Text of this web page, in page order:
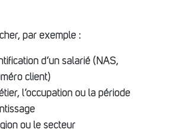
par exemple :
d’un salarié (NAS,
client)
l’occupation ou la période
ou le secteur